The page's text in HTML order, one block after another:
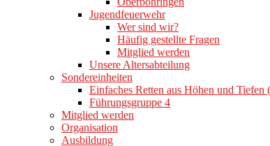
Jugendfeuerwehr
Wer sind wir?
Häufig gestellte Fragen
Mitglied werden
Unsere Altersabteilung
Sondereinheiten
Einfaches Retten aus Höhen und Tiefen
Führungsgruppe 4
Mitglied werden
Organisation
Ausbildung